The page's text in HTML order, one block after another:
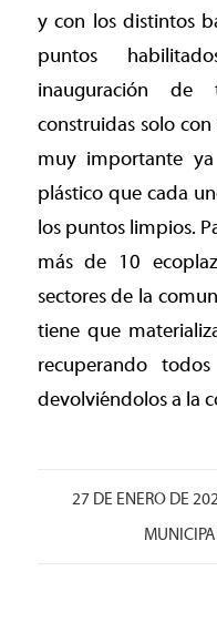
y con los distintos
puntos
inauguración de
construidas solo
muy importante
plástico que cada
los puntos limpios.
más de 10
sectores de la
tiene que
recuperando
devolviéndolos a la
27 DE ENERO DE
/